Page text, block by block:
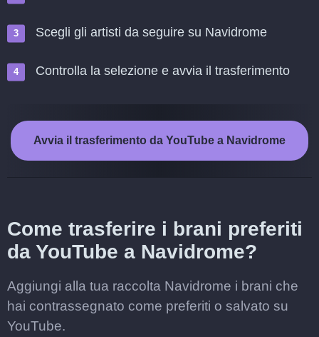
Scegli gli artisti da seguire su Navidrome
Controlla la selezione e avvia il trasferimento
Avvia il trasferimento da YouTube a Navidrome
Come trasferire i brani preferiti
da YouTube a Navidrome?
Aggiungi alla tua raccolta Navidrome i brani che
hai contrassegnato come preferiti o salvato su
YouTube.